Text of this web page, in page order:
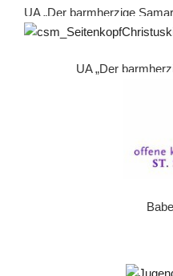
UA „Der barmherzige
UA „Der